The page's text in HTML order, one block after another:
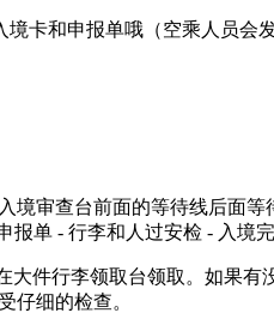
和申报单哦（空乘人员会发
审查台前面的等待线后面等
报单 - 行李和人过安检 - 入境
件行李领取台领取。如果有
仔细的检查。